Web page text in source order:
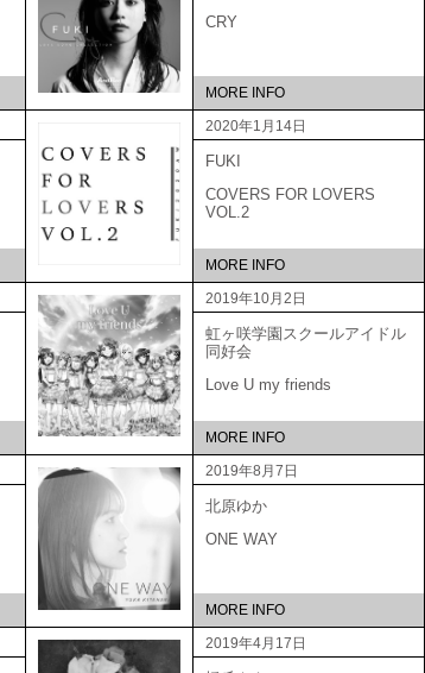
CRY
MORE INFO
2020年1月14日
FUKI
COVERS FOR LOVERS
VOL.2
MORE INFO
2019年10月2日
虹ヶ咲学園スクールアイドル
同好会
Love U my friends
MORE INFO
2019年8月7日
北原ゆか
ONE WAY
MORE INFO
2019年4月17日